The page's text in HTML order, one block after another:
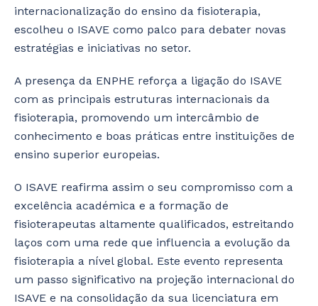
internacionalização do ensino da fisioterapia,
escolheu o ISAVE como palco para debater novas
estratégias e iniciativas no setor.
A presença da ENPHE reforça a ligação do ISAVE
com as principais estruturas internacionais da
fisioterapia, promovendo um intercâmbio de
conhecimento e boas práticas entre instituições de
ensino superior europeias.
O ISAVE reafirma assim o seu compromisso com a
excelência académica e a formação de
fisioterapeutas altamente qualificados, estreitando
laços com uma rede que influencia a evolução da
fisioterapia a nível global. Este evento representa
um passo significativo na projeção internacional do
ISAVE e na consolidação da sua licenciatura em